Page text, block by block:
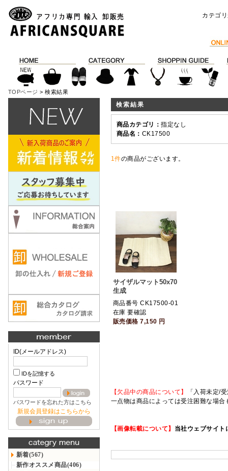
カテゴ
TOPページ > 検索結果
ID(メールアドレス)
IDを記憶する
パスワード
パスワードを忘れた方はこちら
新規会員登録はこちらから
新着(567)
新作オススメ商品(406)
検索結果
商品カテゴリ：指定なし
商品名： CK17500
1件の商品がございます。
サイザルマット50x70
生成
商品番号 CK17500-01
在庫 要確認
販売価格7,150 円
【欠品中の商品について】
「入荷未定/
一点物は商品によっては受注困難な場
【画像転載について】 当社ウェブサイト